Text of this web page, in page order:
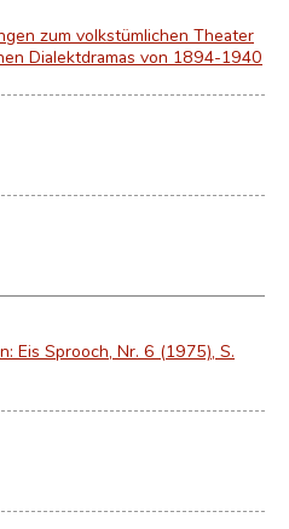
zum volkstümlichen Theater
Dialektdramas von 1894-1940
Eis Sprooch, Nr. 6 (1975), S.